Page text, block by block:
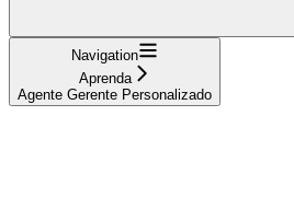
Navigation
Aprenda
Agente Gerente Personalizado